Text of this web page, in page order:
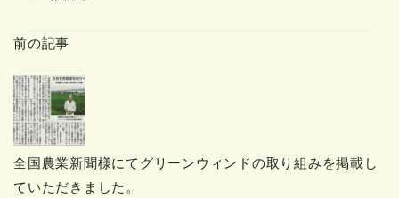
リ
前の記事
全国農業新聞様にてグリーンウィンドの取り組みを掲載し
ていただきました。